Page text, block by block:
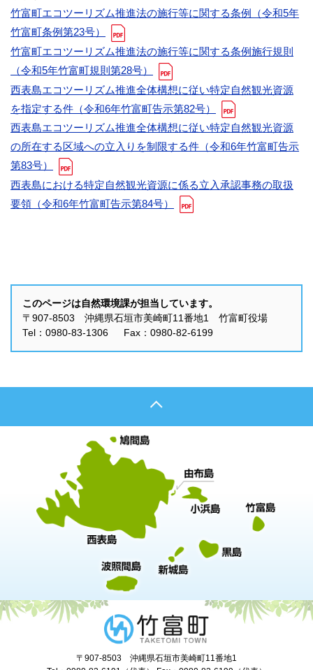
竹富町エコツーリズム推進法の施行等に関する条例（令和5年
竹富町条例第23号）
竹富町エコツーリズム推進法の施行等に関する条例施行規則
（令和5年竹富町規則第28号）
西表島エコツーリズム推進全体構想に従い特定自然観光資源
を指定する件（令和6年竹富町告示第82号）
西表島エコツーリズム推進全体構想に従い特定自然観光資源
の所在する区域への立入りを制限する件（令和6年竹富町告示
第83号）
西表島における特定自然観光資源に係る立入承認事務の取扱
要領（令和6年竹富町告示第84号）
このページは自然環境課が担当しています。
〒907-8503 沖縄県石垣市美崎町11番地1 竹富町役場
Tel：0980-83-1306 Fax：0980-82-6199
〒907-8503 沖縄県石垣市美崎町11番地1